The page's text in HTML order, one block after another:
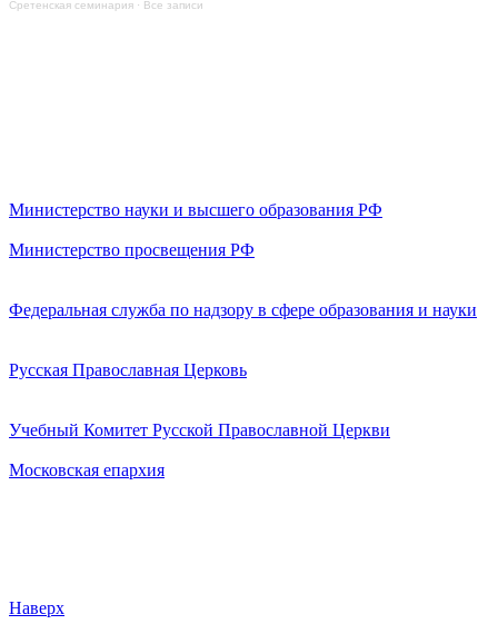
Сретенская семинария · Все записи
Министерство науки и высшего образования РФ
Министерство просвещения РФ
Федеральная служба по надзору в сфере образования и науки
Русская Православная Церковь
Учебный Комитет Русской Православной Церкви
Московская епархия
Наверх